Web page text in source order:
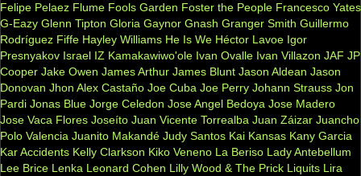
Felipe Pelaez Flume Fools Garden Foster the People Francesco Yates
G-Eazy Glenn Tipton Gloria Gaynor Gnash Granger Smith Guillermo
Rodríguez Fiffe Hayley Williams He Is We Héctor Lavoe Igor
Presnyakov Israel IZ Kamakawiwo'ole Ivan Ovalle Ivan Villazon JAF JP
Cooper Jake Owen James Arthur James Blunt Jason Aldean Jason
Donovan Jhon Alex Castaño Joe Cuba Joe Perry Johann Strauss Jon
Pardi Jonas Blue Jorge Celedon Jose Angel Bedoya Jose Madero
Jose Vaca Flores Joseíto Juan Vicente Torrealba Juan Záizar Juancho
Polo Valencia Juanito Makandé Judy Santos Kai Kansas Kany Garcia
Kar Accidents Kelly Clarkson Kiko Veneno La Beriso Lady Antebellum
Lee Brice Lenka Leonard Cohen Lilly Wood & The Prick Liquits Lira